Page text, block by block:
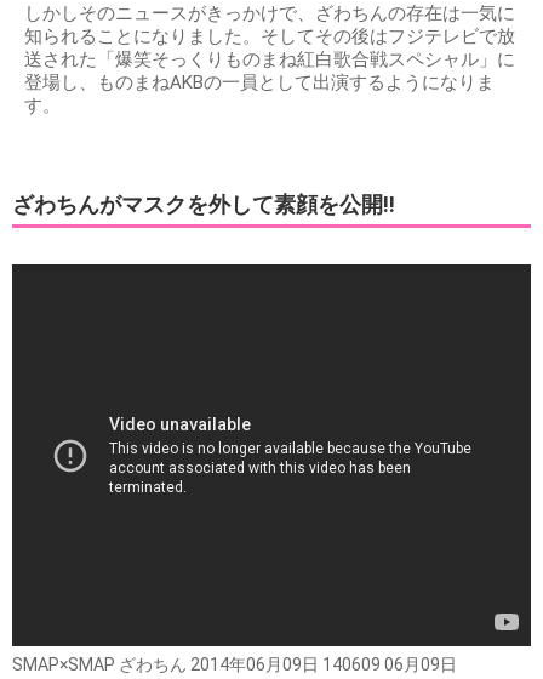
しかしそのニュースがきっかけで、ざわちんの存在は一気に
知られることになりました。そしてその後はフジテレビで放
送された「爆笑そっくりものまね紅白歌合戦スペシャル」に
登場し、ものまねAKBの一員として出演するようになりま
す。
ざわちんがマスクを外して素顔を公開!!
SMAP×SMAP ざわちん 2014年06月09日 140609 06月09日